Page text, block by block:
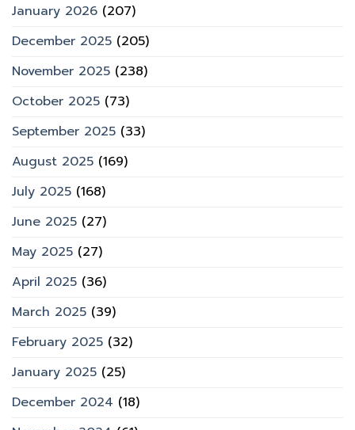
January 2026 (207)
December 2025 (205)
November 2025 (238)
October 2025 (73)
September 2025 (33)
August 2025 (169)
July 2025 (168)
June 2025 (27)
May 2025 (27)
April 2025 (36)
March 2025 (39)
February 2025 (32)
January 2025 (25)
December 2024 (18)